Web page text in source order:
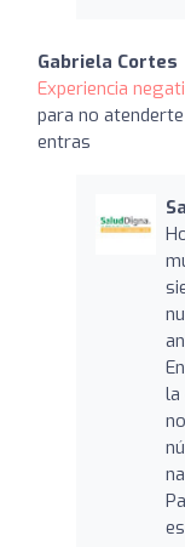
Gabriela Cortes
Experiencia
para no
entras
la